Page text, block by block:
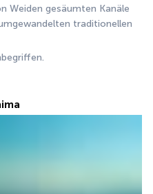
Weiden gesäumten Kanäle
traditionellen